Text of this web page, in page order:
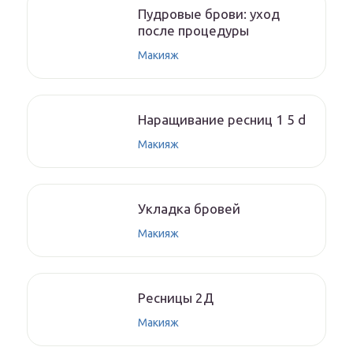
Пудровые брови: уход
после процедуры
Макияж
Наращивание ресниц 1 5 d
Макияж
Укладка бровей
Макияж
Ресницы 2Д
Макияж